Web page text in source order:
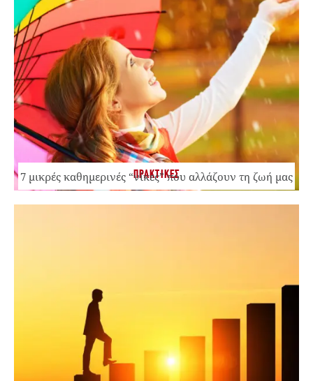
ΠΡΑΚΤΙΚΕΣ
7 μικρές καθημερινές “νίκες” που αλλάζουν τη ζωή μας